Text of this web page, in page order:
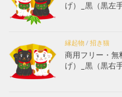
げ）_黒（黒左
縁起物/ 招き猫
商用フリー・無
げ）_黒（黒右